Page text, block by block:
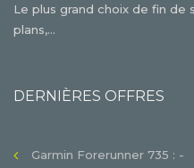
Le plus grand choix de fin de
plans,...
DERNIÈRES OFFRES
Garmin Forerunner 735 : -